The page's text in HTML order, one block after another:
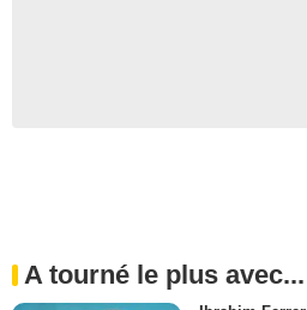
A tourné le plus avec...